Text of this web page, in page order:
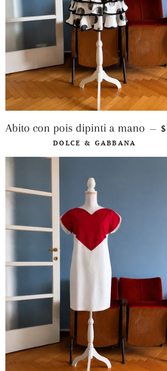
Abito con pois dipinti a mano —
DOLCE & GABBANA